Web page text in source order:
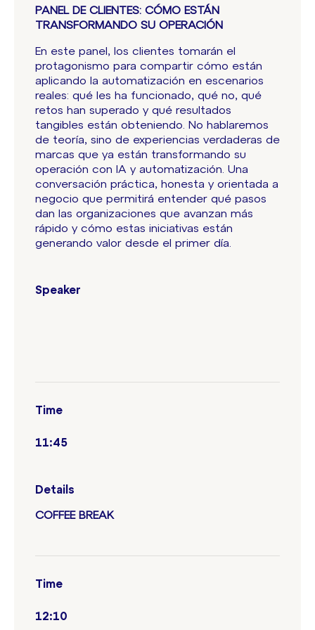
PANEL DE CLIENTES: CÓMO ESTÁN
TRANSFORMANDO SU OPERACIÓN
En este panel, los clientes tomarán el
protagonismo para compartir cómo están
aplicando la automatización en escenarios
reales: qué les ha funcionado, qué no, qué
retos han superado y qué resultados
tangibles están obteniendo. No hablaremos
de teoría, sino de experiencias verdaderas de
marcas que ya están transformando su
operación con IA y automatización. Una
conversación práctica, honesta y orientada a
negocio que permitirá entender qué pasos
dan las organizaciones que avanzan más
rápido y cómo estas iniciativas están
generando valor desde el primer día.
Speaker
Time
11:45
Details
COFFEE BREAK
Time
12:10